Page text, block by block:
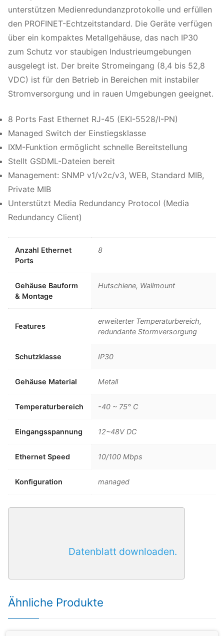
unterstützen Medienredundanzprotokolle und erfüllen
den PROFINET-Echtzeitstandard. Die Geräte verfügen
über ein kompaktes Metallgehäuse, das nach IP30
zum Schutz vor staubigen Industrieumgebungen
ausgelegt ist. Der breite Stromeingang (8,4 bis 52,8
VDC) ist für den Betrieb in Bereichen mit instabiler
Stromversorgung und in rauen Umgebungen geeignet.
8 Ports Fast Ethernet RJ-45 (EKI-5528/I-PN)
Managed Switch der Einstiegsklasse
IXM-Funktion ermöglicht schnelle Bereitstellung
Stellt GSDML-Dateien bereit
Management: SNMP v1/v2c/v3, WEB, Standard MIB,
Private MIB
Unterstützt Media Redundancy Protocol (Media
Redundancy Client)
Anzahl Ethernet
Ports
8
Gehäuse Bauform
& Montage
Hutschiene, Wallmount
Features
erweiterter Temperaturbereich,
redundante Stormversorgung
Schutzklasse IP30
Gehäuse Material Metall
Temperaturbereich -40 ~ 75° C
Eingangsspannung 12~48V DC
Ethernet Speed 10/100 Mbps
Konfiguration managed
Datenblatt downloaden.
Ähnliche Produkte